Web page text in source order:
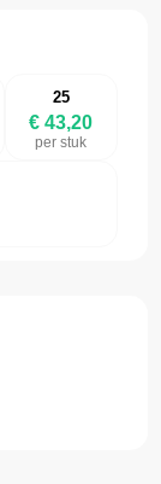
25
€ 43,20
per stuk